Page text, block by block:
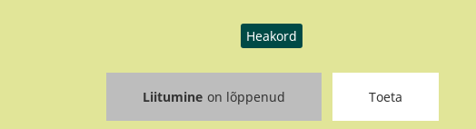
Heakord
Liitumine on lõppenud Toeta